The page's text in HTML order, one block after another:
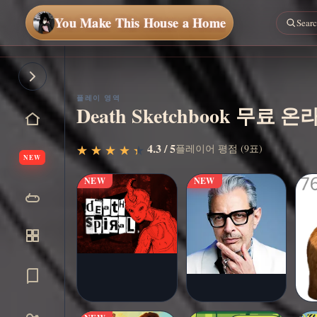
You Make This House a Home
NEW▶ 지금 플
레이
플레이 영역
Death Sketchbook 무료 온
★
★ ★
★ ★
★ ★
★ ★
★ 4.3 / 5플레이어 평점 (9표)
NEW NEW